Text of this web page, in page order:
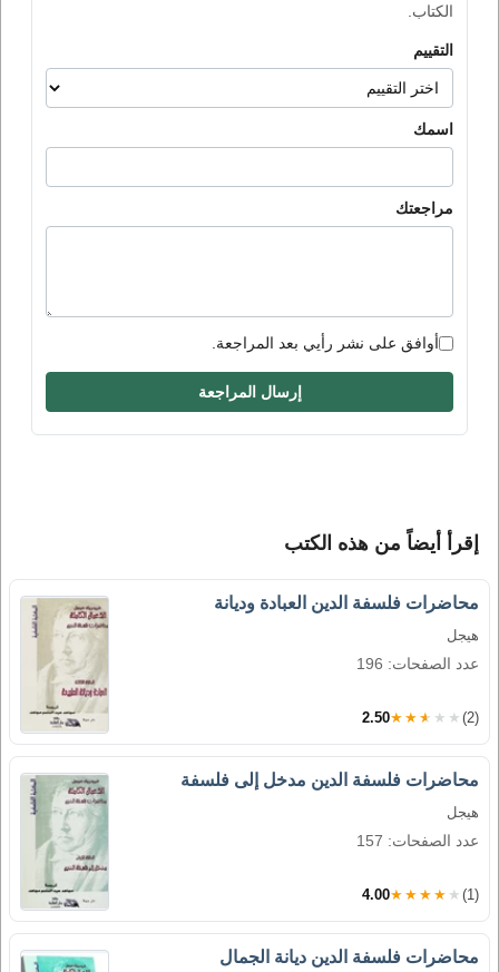
الكتاب.
التقييم
اسمك
مراجعتك
أوافق على نشر رأيي بعد المراجعة.
إرسال المراجعة
إقرأ أيضاً من هذه الكتب
محاضرات فلسفة الدين العبادة وديانة
هيجل
عدد الصفحات: 196
2.50★★★★★ (2)
محاضرات فلسفة الدين مدخل إلى فلسفة
هيجل
عدد الصفحات: 157
4.00★★★★★ (1)
محاضرات فلسفة الدين ديانة الجمال